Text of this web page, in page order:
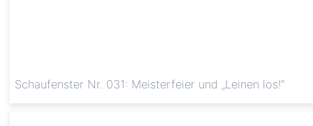
Schaufenster Nr. 031: Meisterfeier und „Leinen los!“